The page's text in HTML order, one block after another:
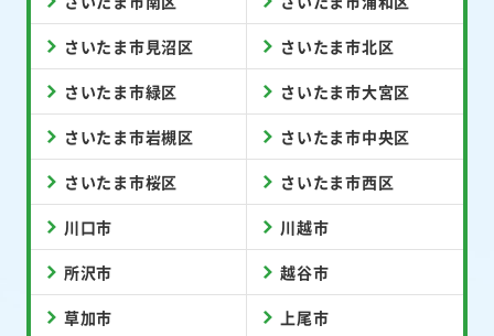
さいたま市見沼区 さいたま市北区
さいたま市緑区 さいたま市大宮区
さいたま市岩槻区 さいたま市中央区
さいたま市桜区 さいたま市西区
川口市 川越市
所沢市 越谷市
草加市 上尾市